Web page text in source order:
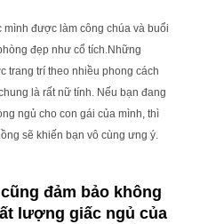
được làm công chúa và buổi
đẹp như cổ tích.Những
trang trí theo nhiều phong cách
là rất nữ tính. Nếu bạn đang
ngủ cho con gái của mình, thì
sẽ khiến bạn vô cùng ưng ý.
đảm bảo không
lượng giấc ngủ của